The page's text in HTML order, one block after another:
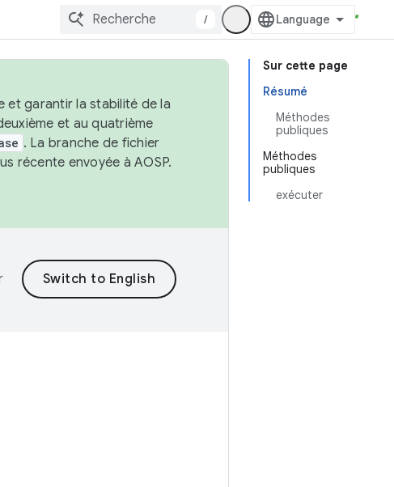
/
Sur cette page
Résumé
Méthodes
publiques
Méthodes
publiques
exécuter
et garantir la stabilité de la
et au quatrième
. La branche de fichier
récente envoyée à AOSP.